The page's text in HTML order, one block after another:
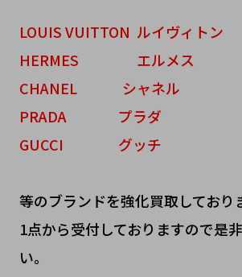
LOUIS VUITTON ルイヴィトン
HERMES エルメス
CHANEL シャネル
PRADA プラダ
GUCCI グッチ
等のブランドを強化買取しており
1点から受付しておりますので是
い。